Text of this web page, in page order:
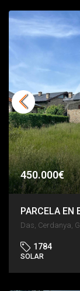
450.000€
PARCELA EN
Das, Cerdanya,
1784
SOLAR